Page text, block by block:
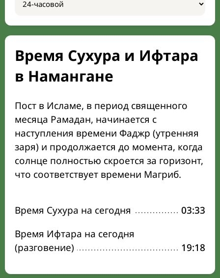
Время Сухура и Ифтара
в Намангане
Пост в Исламе, в период священного
месяца Рамадан, начинается с
наступления времени Фаджр (утренняя
заря) и продолжается до момента, когда
солнце полностью скроется за горизонт,
что соответствует времени Магриб.
Время Сухура на сегодня
03:33
Время Ифтара на сегодня
(разговение)
19:18